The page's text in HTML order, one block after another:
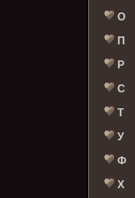
О
П
Р
С
Т
У
Ф
Х